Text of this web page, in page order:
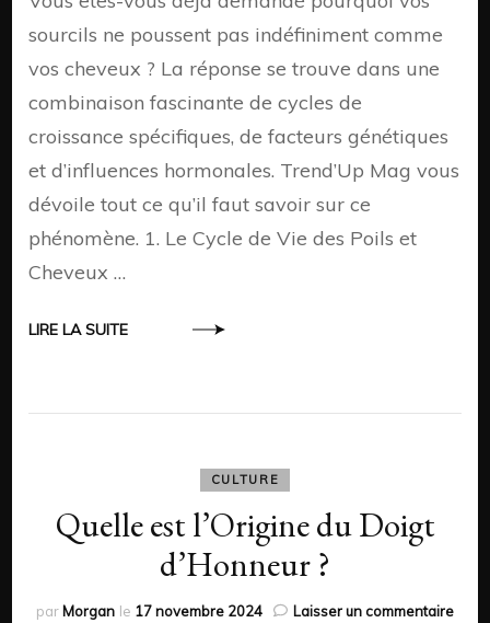
sourcils ne poussent pas indéfiniment comme
vos cheveux ? La réponse se trouve dans une
combinaison fascinante de cycles de
croissance spécifiques, de facteurs génétiques
et d’influences hormonales. Trend’Up Mag vous
dévoile tout ce qu’il faut savoir sur ce
phénomène. 1. Le Cycle de Vie des Poils et
Cheveux …
LIRE LA SUITE
CULTURE
Quelle est l’Origine du Doigt
d’Honneur ?
par Morgan le 17 novembre 2024 Laisser un commentairesur